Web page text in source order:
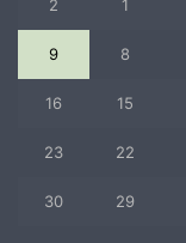
1
2
8
9
15
16
22
23
29
30